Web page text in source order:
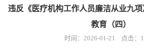
违反《医疗机构工作人员廉洁从业九
教育（四）
时间：2026-01-21 点击：